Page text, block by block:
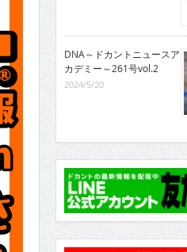
DNA～ドカントニュースア
カデミー～261号vol.2
2024/5/20